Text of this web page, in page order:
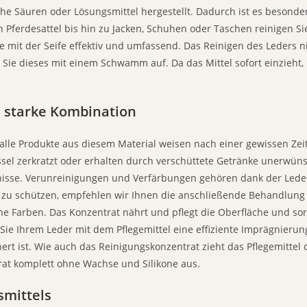
Säuren oder Lösungsmittel hergestellt. Dadurch ist es
bis hin zu Jacken, Schuhen oder Taschen reinigen
der Seife effektiv und umfassend. Das Reinigen des Leders
dieses mit einem Schwamm auf. Da das Mittel sofort
starke Kombination
Produkte aus diesem Material weisen nach einer gewissen
zerkratzt oder erhalten durch verschüttete Getränke
Verunreinigungen und Verfärbungen gehören dank der
schützen, empfehlen wir Ihnen die anschließende
Farben. Das Konzentrat nährt und pflegt die Oberfläche und
Ihrem Leder mit dem Pflegemittel eine effiziente
ist. Wie auch das Reinigungskonzentrat zieht das
komplett ohne Wachse und Silikone aus.